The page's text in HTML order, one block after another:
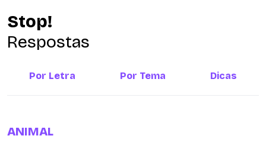
Stop!
Respostas
Por Letra Por Tema Dicas
ANIMAL